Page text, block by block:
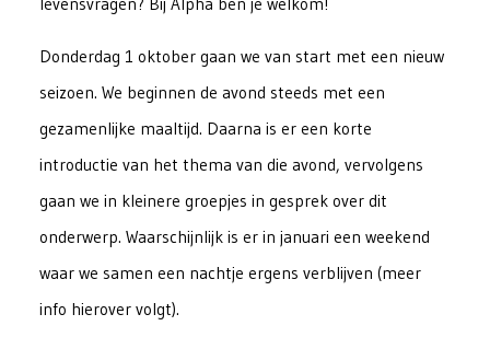
Donderdag 1 oktober gaan we van start met een nieuw
seizoen. We beginnen de avond steeds met een
gezamenlijke maaltijd. Daarna is er een korte
introductie van het thema van die avond, vervolgens
gaan we in kleinere groepjes in gesprek over dit
onderwerp. Waarschijnlijk is er in januari een weekend
waar we samen een nachtje ergens verblijven (meer
info hierover volgt).